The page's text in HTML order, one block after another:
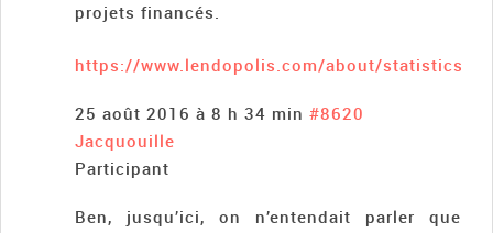
projets financés.
https://www.lendopolis.com/about/statistics
25 août 2016 à 8 h 34 min #8620
Jacquouille
Participant
Ben, jusqu’ici, on n’entendait parler que